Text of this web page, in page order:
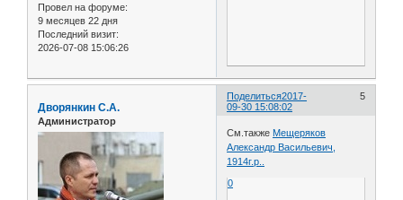
Провел на форуме:
9 месяцев 22 дня
Последний визит:
2026-07-08 15:06:26
Поделиться 5
2017-
09-30 15:08:02
Дворянкин С.А.
Администратор
См.также Мещеряков
Александр Васильевич,
1914г.р..
0